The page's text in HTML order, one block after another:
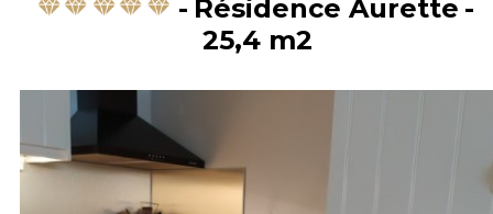
Résidence Aurette
25,4 m2